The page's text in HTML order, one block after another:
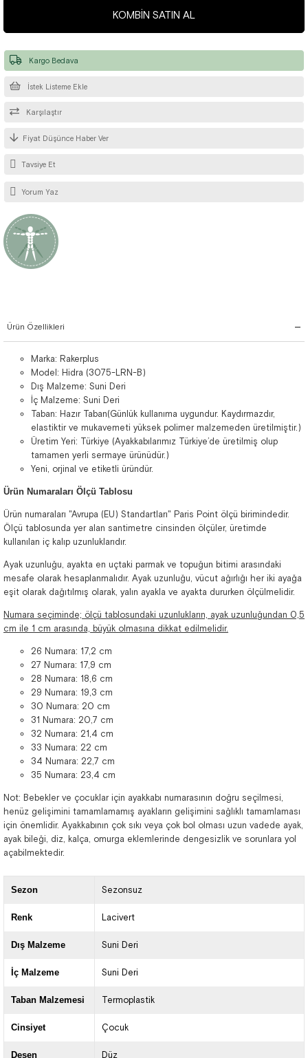
KOMBIN SATIN AL
İstek Listeme Ekle
Karşılaştır
Fiyat Düşünce Haber Ver
Kargo Bedava
Tavsiye Et
Yorum Yaz
Ürün Özellikleri
Marka: Rakerplus
Model: Hidra (3075-LRN-B)
Dış Malzeme: Suni Deri
İç Malzeme: Suni Deri
Taban: Hazır Taban(Günlük kullanıma uygundur. Kaydırmazdır,
elastiktir ve mukavemeti yüksek polimer malzemeden üretilmiştir.)
Üretim Yeri: Türkiye (Ayakkabılarımız Türkiye’de üretilmiş olup
tamamen yerli sermaye ürünüdür.)
Yeni, orjinal ve etiketli üründür.
Ürün Numaraları Ölçü Tablosu
Ürün numaraları "Avrupa (EU) Standartları" Paris Point ölçü birimindedir.
Ölçü tablosunda yer alan santimetre cinsinden ölçüler, üretimde
kullanılan iç kalıp uzunluklarıdır.
Ayak uzunluğu, ayakta en uçtaki parmak ve topuğun bitimi arasındaki
mesafe olarak hesaplanmalıdır. Ayak uzunluğu, vücut ağırlığı her iki ayağa
eşit olarak dağıtılmış olarak, yalın ayakla ve ayakta dururken ölçülmelidir.
Numara seçiminde; ölçü tablosundaki uzunlukların, ayak uzunluğundan 0,5
cm ile 1 cm arasında, büyük olmasına dikkat edilmelidir.
26 Numara: 17,2 cm
27 Numara: 17,9 cm
28 Numara: 18,6 cm
29 Numara: 19,3 cm
30 Numara: 20 cm
31 Numara: 20,7 cm
32 Numara: 21,4 cm
33 Numara: 22 cm
34 Numara: 22,7 cm
35 Numara: 23,4 cm
Not: Bebekler ve çocuklar için ayakkabı numarasının doğru seçilmesi,
henüz gelişimini tamamlamamış ayakların gelişimini sağlıklı tamamlaması
için önemlidir. Ayakkabının çok sıkı veya çok bol olması uzun vadede ayak,
ayak bileği, diz, kalça, omurga eklemlerinde dengesizlik ve sorunlara yol
açabilmektedir.
Sezon Sezonsuz
Renk Lacivert
Dış Malzeme Suni Deri
İç Malzeme Suni Deri
Taban Malzemesi Termoplastik
Cinsiyet Çocuk
Desen Düz